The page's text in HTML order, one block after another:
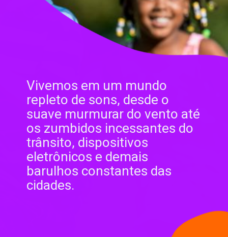
Vivemos em um mundo
repleto de sons, desde o
suave murmurar do vento até
os zumbidos incessantes do
trânsito, dispositivos
eletrônicos e demais
barulhos constantes das
cidades.